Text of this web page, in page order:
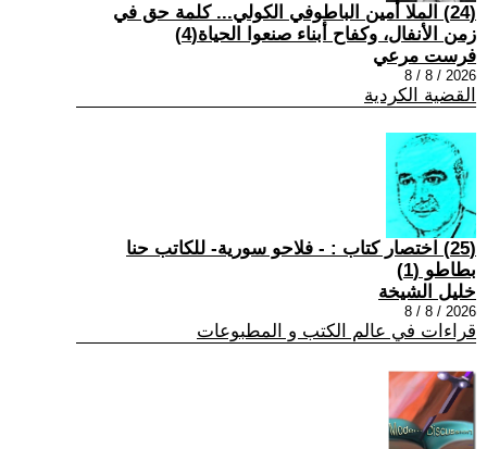
(24) الملا أمين الباطوفي الكولي... كلمة حق في
زمن الأنفال، وكفاح أبناء صنعوا الحياة(4)
فرست مرعي
2026 / 8 / 8
القضية الكردية
(25) اختصار كتاب : - فلاحو سورية- للكاتب حنا
بطاطو (1)
خليل الشيخة
2026 / 8 / 8
قراءات في عالم الكتب و المطبوعات